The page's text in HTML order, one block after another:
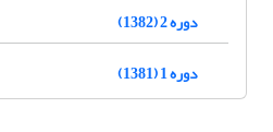
دوره 2 (1382)
دوره 1 (1381)